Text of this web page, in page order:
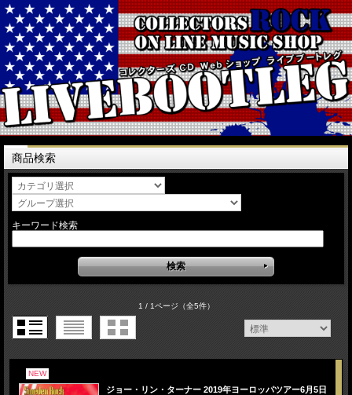
商品検索
キーワード検索
1 / 1ページ（全5件）
NEW
ジョー・リン・ターナー 2019年ヨーロッパツアー6月5日